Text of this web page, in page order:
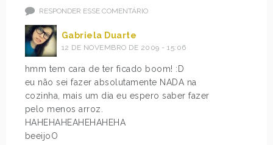
RESPONDER ESSE COMENTÁRIO
Gabriela Duarte
12 DE NOVEMBRO DE 2009 - 15:06
hmm tem cara de ter ficado boom! :D
eu não sei fazer absolutamente NADA na
cozinha, mais um dia eu espero saber fazer
pelo menos arroz.
HAHEHAHEAHEHAHEHA
beeijoO